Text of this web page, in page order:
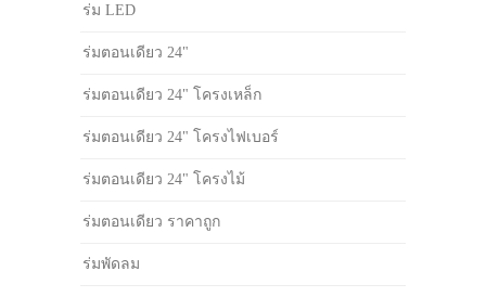
ร่ม LED
ร่มตอนเดียว 24"
ร่มตอนเดียว 24" โครงเหล็ก
ร่มตอนเดียว 24" โครงไฟเบอร์
ร่มตอนเดียว 24" โครงไม้
ร่มตอนเดียว ราคาถูก
ร่มพัดลม